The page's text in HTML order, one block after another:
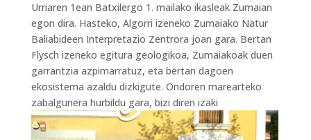
Urriaren 1ean Batxilergo 1. mailako ikasleak Zumaian
egon dira. Hasteko, Algorri izeneko Zumaiako Natur
Baliabideen Interpretazio Zentrora joan gara. Bertan
Flysch izeneko egitura geologikoa, Zumaiakoak duen
garrantzia azpimarratuz, eta bertan dagoen
ekosistema azaldu dizkigute. Ondoren marearteko
zabalgunera hurbildu gara, bizi diren izaki